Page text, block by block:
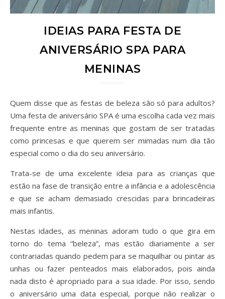
IDEIAS PARA FESTA DE
ANIVERSÁRIO SPA PARA
MENINAS
Quem disse que as festas de beleza são só para adultos?
Uma festa de aniversário SPA é uma escolha cada vez mais
frequente entre as meninas que gostam de ser tratadas
como princesas e que querem ser mimadas num dia tão
especial como o dia do seu aniversário.
Trata-se de uma excelente ideia para as crianças que
estão na fase de transição entre a infância e a adolescência
e que se acham demasiado crescidas para brincadeiras
mais infantis.
Nestas idades, as meninas adoram tudo o que gira em
torno do tema “beleza”, mas estão diariamente a ser
contrariadas quando pedem para se maquilhar ou pintar as
unhas ou fazer penteados mais elaborados, pois ainda
nada disto é apropriado para a sua idade. Por isso, sendo
o aniversário uma data especial, porque não realizar o